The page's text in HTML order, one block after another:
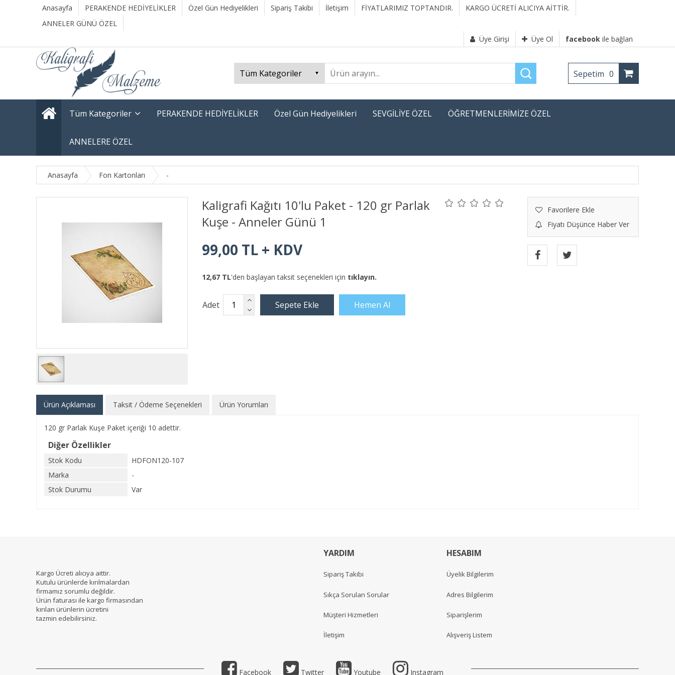
Anasayfa PERAKENDE HEDİYELİKLER Özel Gün Hediyelikleri Sipariş Takibi İletişim FİYATLARIMIZ TOPTANDIR.
KARGO ÜCRETİ ALICIYA AİTTİR.
ANNELER GÜNÜ ÖZEL
Üye Girişi
Üye Ol facebook ile bağlan
Sepetim 0
Tüm Kategoriler PERAKENDE HEDİYELİKLER Özel Gün Hediyelikleri SEVGİLİYE ÖZEL ÖĞRETMENLERİMİZE ÖZEL
ANNELERE ÖZEL
Anasayfa Fon Kartonları -
Kaligrafi Kağıtı 10'lu Paket - 120 gr Parlak
Kuşe - Anneler Günü 1
Favorilere Ekle
Fiyatı Düşünce Haber Ver
99,00 TL + KDV
12,67 TL'den başlayan taksit seçenekleri için tıklayın.
Adet
Ürün Açıklaması Taksit / Ödeme Seçenekleri Ürün Yorumları
120 gr Parlak Kuşe Paket içeriği 10 adettir.
Diğer Özellikler
Stok Kodu
HDFON120-107
Marka
-
Stok Durumu
Var
Kargo Ücreti alıcıya aittir.
Kutulu ürünlerde kırılmalardan
firmamız sorumlu değildir.
Ürün faturası ile kargo firmasından
kırılan ürünlerin ücretini
tazmin edebilirsiniz.
YARDIM
Sipariş Takibi
Sıkça Sorulan Sorular
Müşteri Hizmetleri
İletişim
HESABIM
Üyelik Bilgilerim
Adres Bilgilerim
Siparişlerim
Alışveriş Listem
Facebook Twitter Youtube Instagram